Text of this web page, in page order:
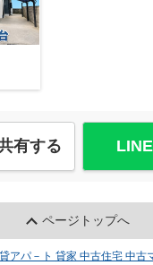
有する
ページトップへ
アパ－ト 貸家 中古住宅 中古